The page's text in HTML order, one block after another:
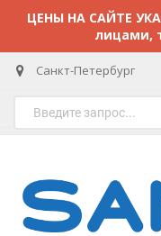
ЦЕНЫ НА САЙТЕ
лицами,
Санкт-Петербург